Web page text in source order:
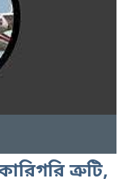
ত্রুটি,